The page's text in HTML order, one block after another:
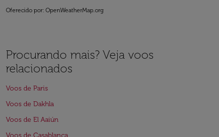
Oferecido por: OpenWeatherMap.org
Procurando mais? Veja voos
relacionados
Voos de Paris
Voos de Dakhla
Voos de El Aaiún
Voos de Casablanca